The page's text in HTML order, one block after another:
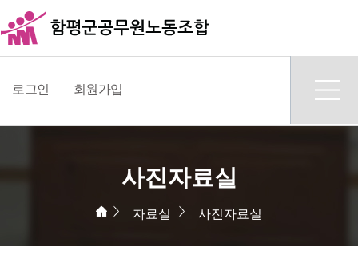
로그인 회원가입
사진자료실
자료실 사진자료실